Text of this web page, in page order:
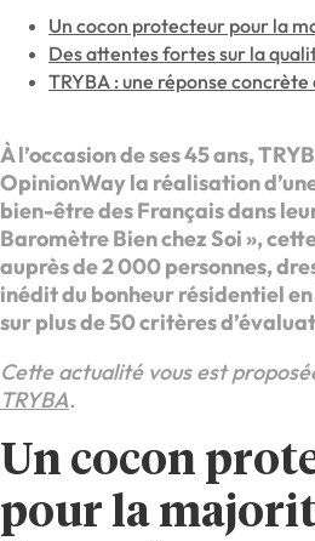
Un cocon protecteur pour la
Des attentes fortes sur la
TRYBA : une réponse
À l’occasion de ses 45 ans,
OpinionWay la réalisation
bien-être des Français dans
Baromètre Bien chez Soi »,
auprès de 2 000 personnes,
inédit du bonheur résidentiel
sur plus de 50 critères
Cette actualité vous est
TRYBA.
Un cocon
pour la